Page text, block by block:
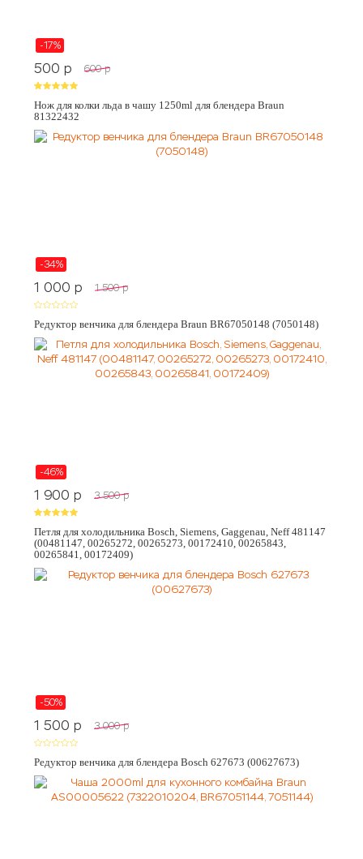
-17%
500 p 600 p
Нож для колки льда в чашу 1250ml для блендера Braun
81322432
-34%
1 000 p 1 500 p
Редуктор венчика для блендера Braun BR67050148 (7050148)
-46%
1 900 p 3 500 p
Петля для холодильника Bosch, Siemens, Gaggenau, Neff 481147
(00481147, 00265272, 00265273, 00172410, 00265843,
00265841, 00172409)
-50%
1 500 p 3 000 p
Редуктор венчика для блендера Bosch 627673 (00627673)